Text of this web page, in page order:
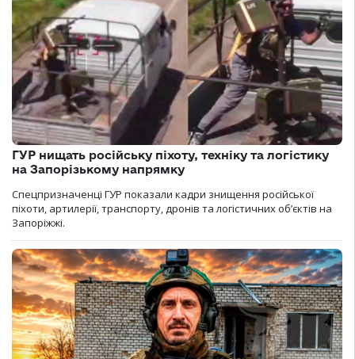
ГУР нищать російську піхоту, техніку та логістику
на Запорізькому напрямку
Спецпризначенці ГУР показали кадри знищення російської
піхоти, артилерії, транспорту, дронів та логістичних об’єктів на
Запоріжжі.